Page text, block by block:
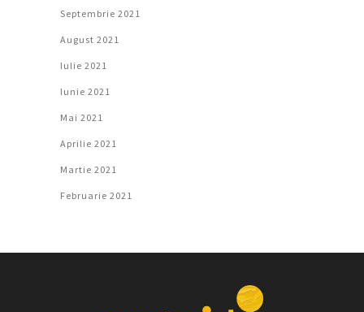
Septembrie 2021
August 2021
Iulie 2021
Iunie 2021
Mai 2021
Aprilie 2021
Martie 2021
Februarie 2021